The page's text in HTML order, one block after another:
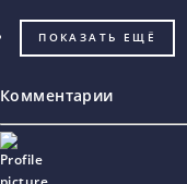
ПОКАЗАТЬ ЕЩЁ
Комментарии